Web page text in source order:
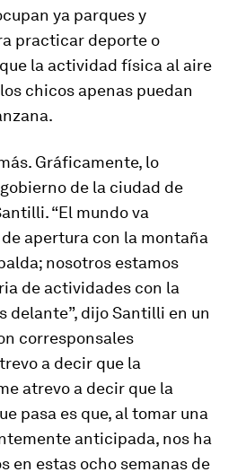
ya parques y
practicar deporte o
la actividad física al aire
chicos apenas puedan
Gráficamente, lo
de la ciudad de
“El mundo va
apertura con la montaña
nosotros estamos
de actividades con la
delante”, dijo Santilli en un
corresponsales
a decir que la
atrevo a decir que la
pasa es que, al tomar una
anticipada, nos ha
en estas ocho semanas de